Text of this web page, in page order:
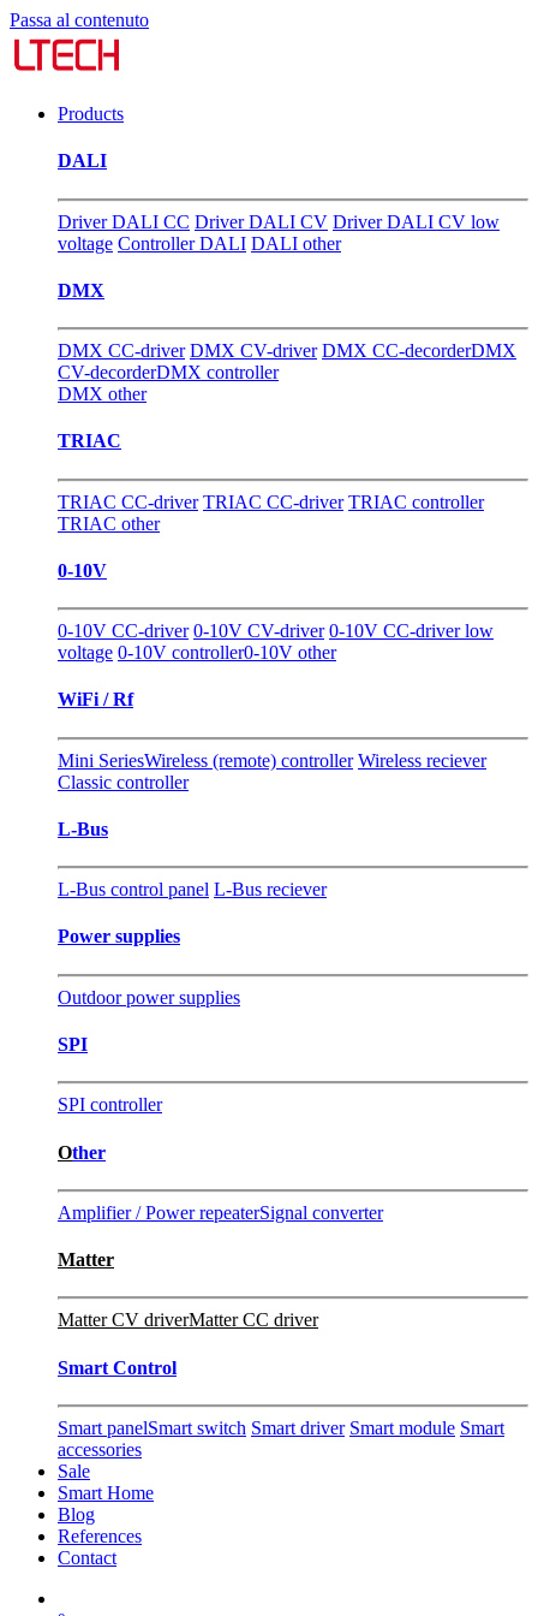
Passa al contenuto
Products
DALI
Driver DALI CC Driver DALI CV Driver DALI CV low
voltage Controller DALI DALI other
DMX
DMX CC-driver DMX CV-driver DMX CC-decorderDMX
CV-decorderDMX controller
DMX other
TRIAC
TRIAC CC-driver TRIAC CC-driver TRIAC controller
TRIAC other
0-10V
0-10V CC-driver 0-10V CV-driver 0-10V CC-driver low
voltage 0-10V controller0-10V other
WiFi / Rf
Mini SeriesWireless (remote) controller Wireless reciever
Classic controller
L-Bus
L-Bus control panel L-Bus reciever
Power supplies
Outdoor power supplies
SPI
SPI controller
Other
Amplifier / Power repeaterSignal converter
Matter
Matter CV driverMatter CC driver
Smart Control
Smart panelSmart switch Smart driver Smart module Smart
accessories
Sale
Smart Home
Blog
References
Contact